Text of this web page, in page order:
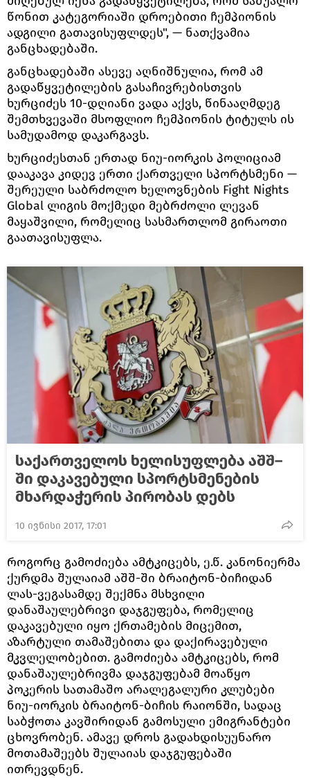
წონით კატეგორიაში დროებითი ჩემპიონის
ადგილი გათავისუფლდეს", — ნათქვამია
განცხადებაში.
განცხადებაში ასევე აღნიშნულია, რომ ამ
გადაწყვეტილების გასაჩივრებისთვის
ხურციძეს 10-დღიანი ვადა აქვს, წინააღმდეგ
შემთხვევაში მსოფლიო ჩემპიონის ტიტულს ის
სამუდამოდ დაკარგავს.
ხურციძესთან ერთად ნიუ-იორკის პოლიციამ
დააკავა კიდევ ერთი ქართველი სპორტსმენი —
შერეული საბრძოლო ხელოვნების Fight Nights
Global ლიგის მოქმედი მებრძოლი ლევან
მაყაშვილი, რომელიც სასმართლომ გირაოთი
გაათავისუფლა.
საქართველოს ხელისუფლება აშშ–
ში დაკავებული სპორტსმენების
მხარდაჭერის პირობას დებს
10 ივნისი 2017, 17:01
როგორც გამოძიება ამტკიცებს, ე.წ. კანონიერმა
ქურდმა შულაიამ აშშ-ში ბრაიტონ-ბიჩიდან
ლას-ვეგასამდე შექმნა მსხვილი
დანაშაულებრივი დაჯგუფება, რომელიც
დაკავებული იყო ქრთამების მიცემით,
აზარტული თამაშებითა და დაქირავებული
მკვლელობებით. გამოძიება ამტკიცებს, რომ
დანაშაულებრივმა დაჯგუფებამ მოაწყო
პოკერის სათამაშო არალეგალური კლუბები
ნიუ-იორკის ბრაიტონ-ბიჩის რაიონში, სადაც
საბჭოთა კავშირიდან გამოსული ემიგრანტები
ცხოვრობენ. ამავე დროს გადახდისუუნარო
მოთამაშეებს შულაიას დაჯგუფებაში
ითრევდნენ.